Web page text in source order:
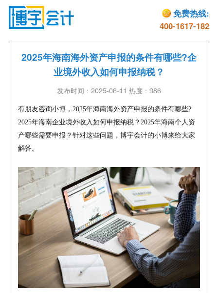
免费热线:
400-1617-182
2025年海南海外资产申报的条件有哪些?企
业境外收入如何申报纳税？
发布时间：2025-06-11 热度：986
有朋友咨询小博， 2025年海南海外资产申报的条件有哪些?
2025年海南企业境外收入如何申报纳税？2025年海南个人资
产哪些需要申报？针对这些问题，博宇会计的小博来给大家
解答。